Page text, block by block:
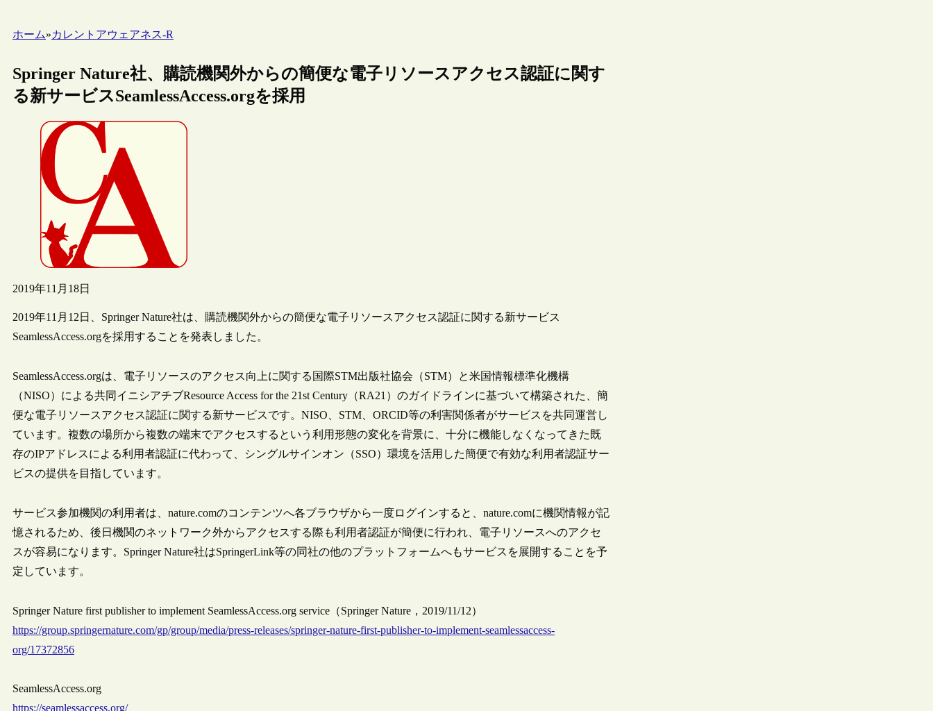
ホーム»カレントアウェアネス-R
Springer Nature社、購読機関外からの簡便な電子リソースアクセス認証に関す
る新サービスSeamlessAccess.orgを採用
2019年11月18日
2019年11月12日、Springer Nature社は、購読機関外からの簡便な電子リソースアクセス認証に関する新サービス
SeamlessAccess.orgを採用することを発表しました。
SeamlessAccess.orgは、電子リソースのアクセス向上に関する国際STM出版社協会（STM）と米国情報標準化機構
（NISO）による共同イニシアチブResource Access for the 21st Century（RA21）のガイドラインに基づいて構築された、簡
便な電子リソースアクセス認証に関する新サービスです。NISO、STM、ORCID等の利害関係者がサービスを共同運営し
ています。複数の場所から複数の端末でアクセスするという利用形態の変化を背景に、十分に機能しなくなってきた既
存のIPアドレスによる利用者認証に代わって、シングルサインオン（SSO）環境を活用した簡便で有効な利用者認証サー
ビスの提供を目指しています。
サービス参加機関の利用者は、nature.comのコンテンツへ各ブラウザから一度ログインすると、nature.comに機関情報が記
憶されるため、後日機関のネットワーク外からアクセスする際も利用者認証が簡便に行われ、電子リソースへのアクセ
スが容易になります。Springer Nature社はSpringerLink等の同社の他のプラットフォームへもサービスを展開することを予
定しています。
Springer Nature first publisher to implement SeamlessAccess.org service（Springer Nature，2019/11/12）
https://group.springernature.com/gp/group/media/press-releases/springer-nature-first-publisher-to-implement-seamlessaccess-
org/17372856
SeamlessAccess.org
https://seamlessaccess.org/